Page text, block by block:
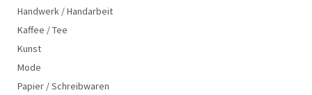
Handwerk / Handarbeit
Kaffee / Tee
Kunst
Mode
Papier / Schreibwaren